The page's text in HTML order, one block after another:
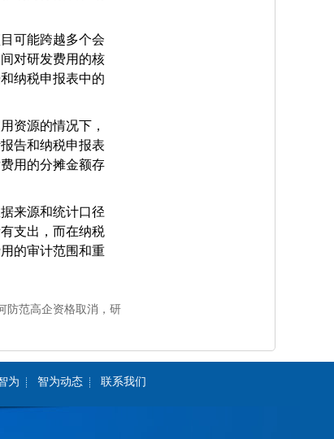
可能跨越多个会
对研发费用的核
纳税申报表中的
资源的情况下，
告和纳税申报表
用的分摊金额存
来源和统计口径
支出，而在纳税
的审计范围和重
防范高企资格取消，研
为 智为动态 联系我们